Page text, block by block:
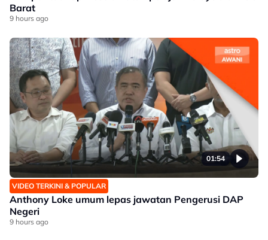
Barat
9 hours ago
01:54
VIDEO TERKINI & POPULAR
Anthony Loke umum lepas jawatan Pengerusi DAP
Negeri
9 hours ago